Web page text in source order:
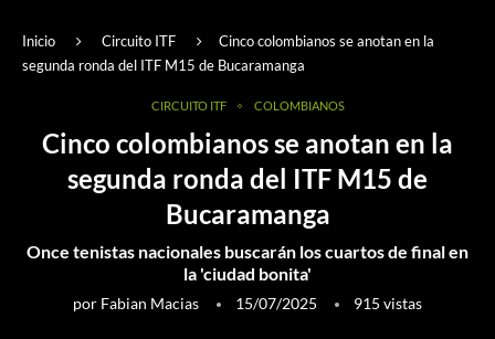
Inicio Circuito ITF
Cinco colombianos se anotan en la
segunda ronda del ITF M15 de Bucaramanga
CIRCUITO ITF COLOMBIANOS
Cinco colombianos se anotan en la
segunda ronda del ITF M15 de
Bucaramanga
Once tenistas nacionales buscarán los cuartos de final en
la 'ciudad bonita'
por Fabian Macias 15/07/2025 915 vistas